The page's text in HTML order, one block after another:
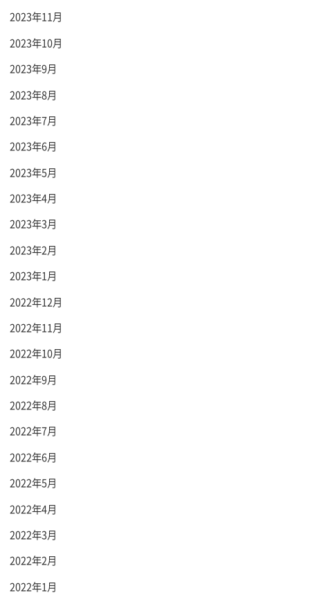
2023年11月
2023年10月
2023年9月
2023年8月
2023年7月
2023年6月
2023年5月
2023年4月
2023年3月
2023年2月
2023年1月
2022年12月
2022年11月
2022年10月
2022年9月
2022年8月
2022年7月
2022年6月
2022年5月
2022年4月
2022年3月
2022年2月
2022年1月